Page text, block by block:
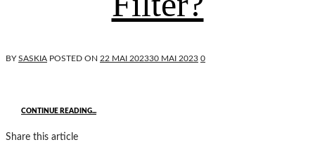
BYSASKIA POSTED ON 22 MAI 202330 MAI 2023 0
CONTINUE READING...
Share this article